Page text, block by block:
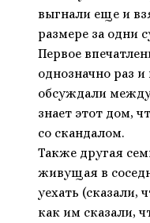
выгнали еще и
размере за одни
Первое
однозначно раз и
обсуждали
знает этот дом,
со скандалом.
Также другая
живущая в
уехать (сказали,
как им сказали,